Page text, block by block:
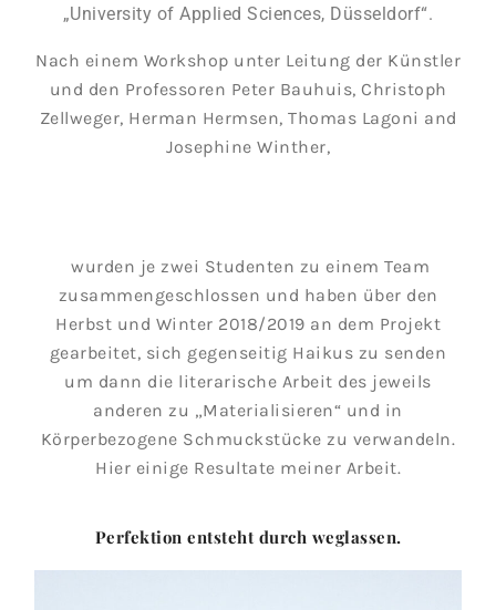
„University of Applied Sciences, Düsseldorf“.
Nach einem Workshop unter Leitung der Künstler
und den Professoren Peter Bauhuis, Christoph
Zellweger, Herman Hermsen, Thomas Lagoni and
Josephine Winther,
wurden je zwei Studenten zu einem Team
zusammengeschlossen und haben über den
Herbst und Winter 2018/2019 an dem Projekt
gearbeitet, sich gegenseitig Haikus zu senden
um dann die literarische Arbeit des jeweils
anderen zu „Materialisieren“ und in
Körperbezogene Schmuckstücke zu verwandeln.
Hier einige Resultate meiner Arbeit.
Perfektion entsteht durch weglassen.